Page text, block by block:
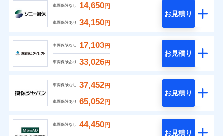
車両保険なし 14,650円
車両保険あり 34,150円
お見積り
車両保険なし 17,103円
車両保険あり 33,026円
お見積り
車両保険なし 37,452円
車両保険あり 65,052円
お見積り
車両保険なし 44,450円
お見積り